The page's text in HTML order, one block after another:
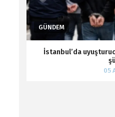
İstanbul’da